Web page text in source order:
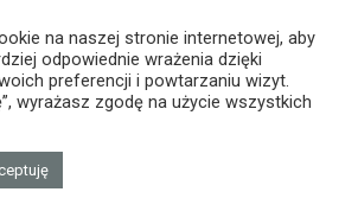
na naszej stronie internetowej, aby
odpowiednie wrażenia dzięki
preferencji i powtarzaniu wizyt.
wyrażasz zgodę na użycie wszystkich